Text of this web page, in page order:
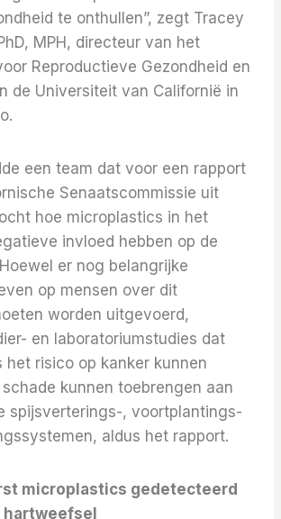
te onthullen”, zegt Tracey
MPH, directeur van het
Reproductieve Gezondheid en
de Universiteit van Californië in
een team dat voor een rapport
Senaatscommissie uit
hoe microplastics in het
invloed hebben op de
er nog belangrijke
op mensen over dit
worden uitgevoerd,
en laboratoriumstudies dat
het risico op kanker kunnen
kunnen toebrengen aan
spijsverterings-, voortplantings-
aldus het rapport.
microplastics gedetecteerd